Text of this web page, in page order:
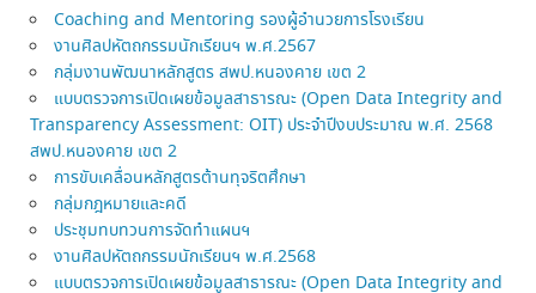
Coaching and Mentoring รองผู้อำนวยการโรงเรียน
งานศิลปหัตถกรรมนักเรียนฯ พ.ศ.2567
กลุ่มงานพัฒนาหลักสูตร สพป.หนองคาย เขต 2
แบบตรวจการเปิดเผยข้อมูลสาธารณะ (Open Data Integrity and
Transparency Assessment: OIT) ประจำปีงบประมาณ พ.ศ. 2568
สพป.หนองคาย เขต 2
การขับเคลื่อนหลักสูตรต้านทุจริตศึกษา
กลุ่มกฎหมายและคดี
ประชุมทบทวนการจัดทำแผนฯ
งานศิลปหัตถกรรมนักเรียนฯ พ.ศ.2568
แบบตรวจการเปิดเผยข้อมูลสาธารณะ (Open Data Integrity and